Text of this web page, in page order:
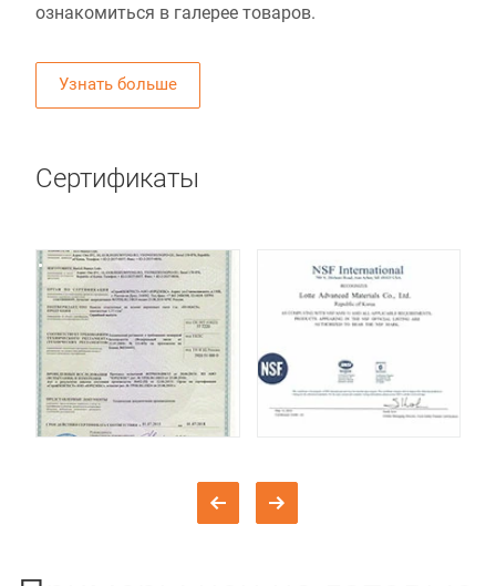
ознакомиться в галерее товаров.
Узнать больше
Сертификаты